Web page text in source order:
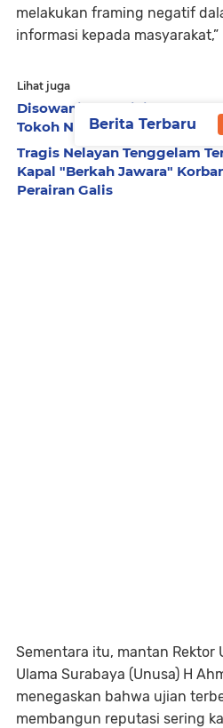
melakukan framing negatif
informasi kepada masyarakat,”
Lihat juga
Disowani PKS, Kiai PCNU
Tokoh NU Dijadikan Nama
Tragis Nelayan Tenggelam
Kapal "Berkah Jawara"
Perairan Galis
Sementara itu, mantan Rektor
Ulama Surabaya (Unusa) H
menegaskan bahwa ujian
membangun reputasi sering
Berita Terbaru